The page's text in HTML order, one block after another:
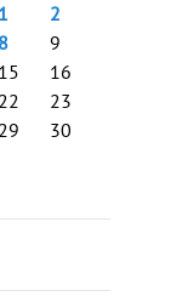
1
2
8
9
15
16
22
23
29
30